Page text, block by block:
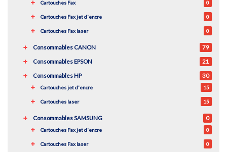
Cartouches Fax 0
Cartouches Fax jet d'encre 0
Cartouches Fax laser 0
Consommables CANON 79
Consommables EPSON 21
Consommables HP 30
Cartouches jet d'encre 15
Cartouches laser 15
Consommables SAMSUNG 0
Cartouches Fax jet d'encre 0
Cartouches Fax laser 0